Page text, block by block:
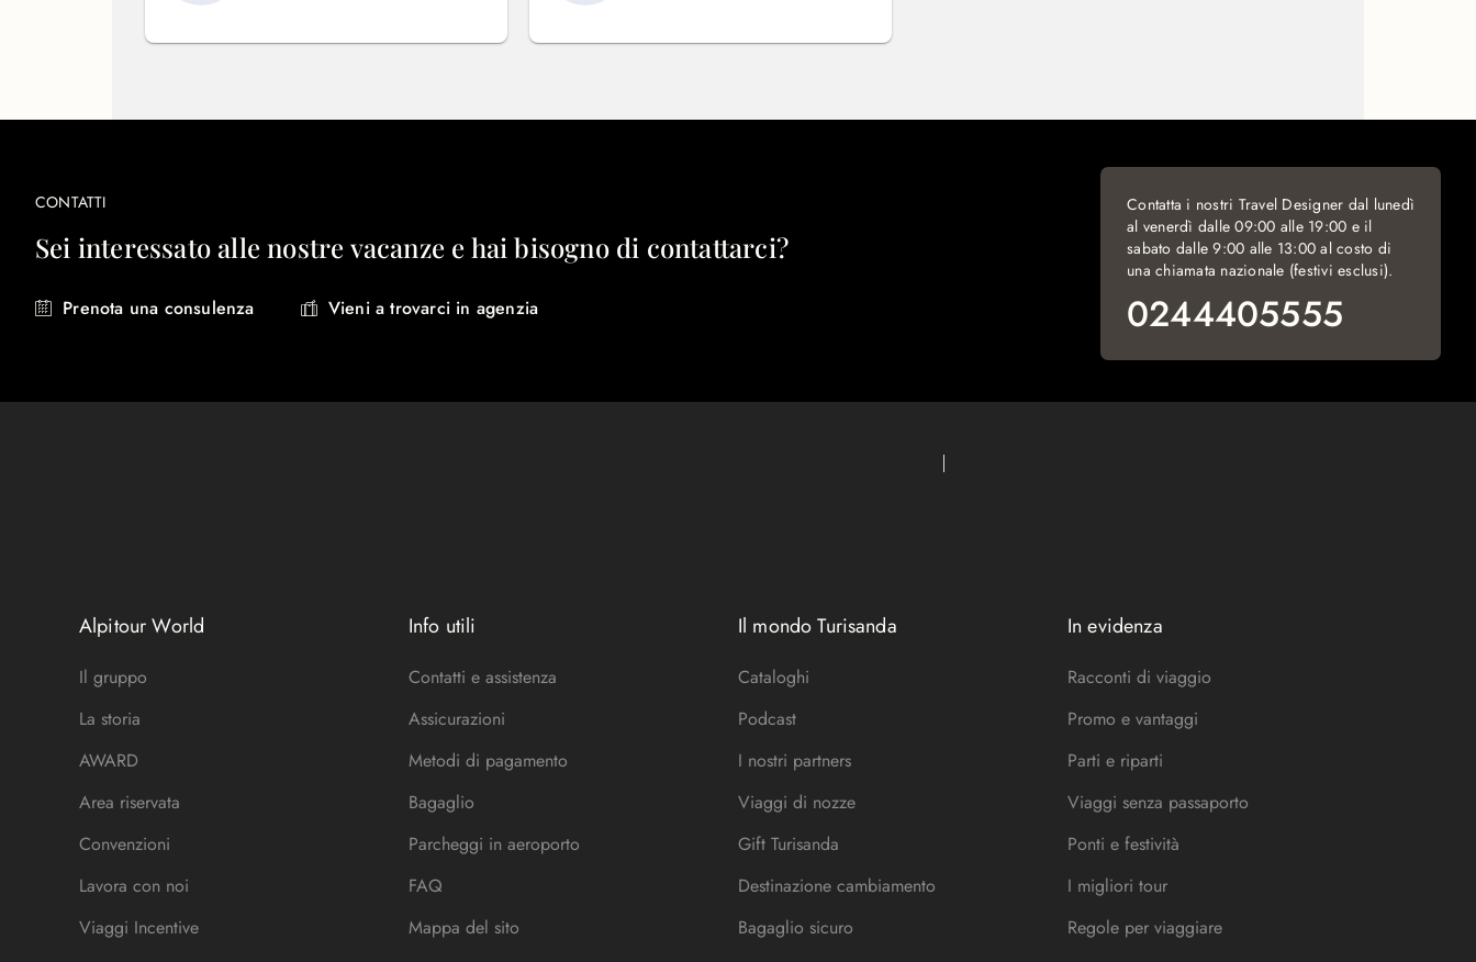
CONTATTI
Sei interessato alle nostre vacanze e hai bisogno di contattarci?
Prenota una consulenza Vieni a trovarci in agenzia
Contatta i nostri Travel Designer dal lunedì
al venerdì dalle 09:00 alle 19:00 e il
sabato dalle 9:00 alle 13:00 al costo di
una chiamata nazionale (festivi esclusi).
0244405555
Alpitour World
Il gruppo
La storia
AWARD
Area riservata
Convenzioni
Lavora con noi
Viaggi Incentive
Info utili
Contatti e assistenza
Assicurazioni
Metodi di pagamento
Bagaglio
Parcheggi in aeroporto
FAQ
Mappa del sito
Il mondo Turisanda
Cataloghi
Podcast
I nostri partners
Viaggi di nozze
Gift Turisanda
Destinazione cambiamento
Bagaglio sicuro
In evidenza
Racconti di viaggio
Promo e vantaggi
Parti e riparti
Viaggi senza passaporto
Ponti e festività
I migliori tour
Regole per viaggiare